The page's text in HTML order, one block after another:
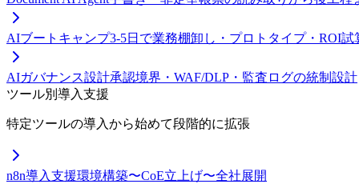
AIブートキャンプ3-5日で業務棚卸し・プロトタイプ・ROI試
AIガバナンス設計承認境界・WAF/DLP・監査ログの統制設計
ツール別導入支援
特定ツールの導入から始めて段階的に拡張
n8n導入支援環境構築〜CoE立上げ〜全社展開